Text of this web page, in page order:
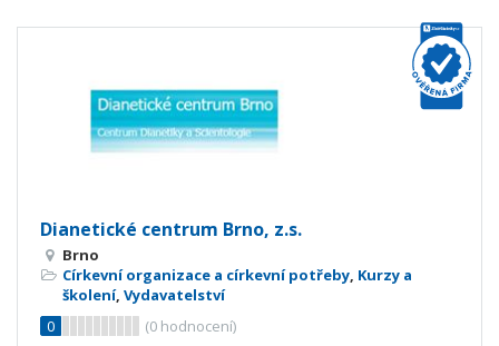
Dianetické centrum Brno, z.s.
Brno
Církevní organizace a církevní potřeby, Kurzy a
školení, Vydavatelství
0
(0 hodnocení)